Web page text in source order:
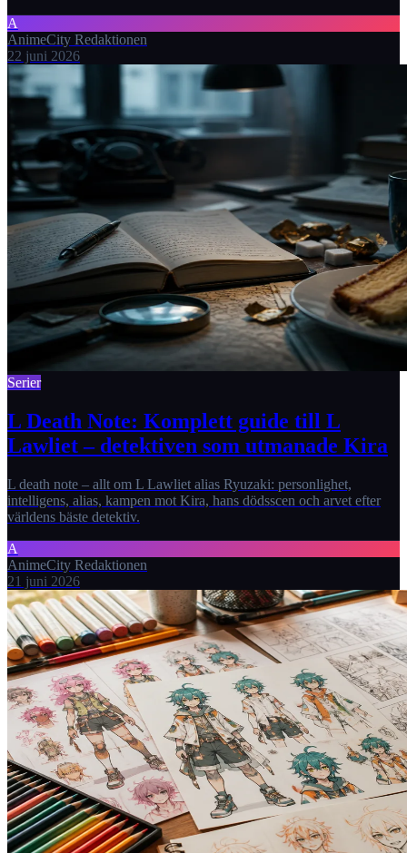
A
AnimeCity Redaktionen
22 juni 2026
Serier
L Death Note: Komplett guide till L
Lawliet – detektiven som utmanade Kira
L death note – allt om L Lawliet alias Ryuzaki: personlighet,
intelligens, alias, kampen mot Kira, hans dödsscen och arvet efter
världens bäste detektiv.
A
AnimeCity Redaktionen
21 juni 2026